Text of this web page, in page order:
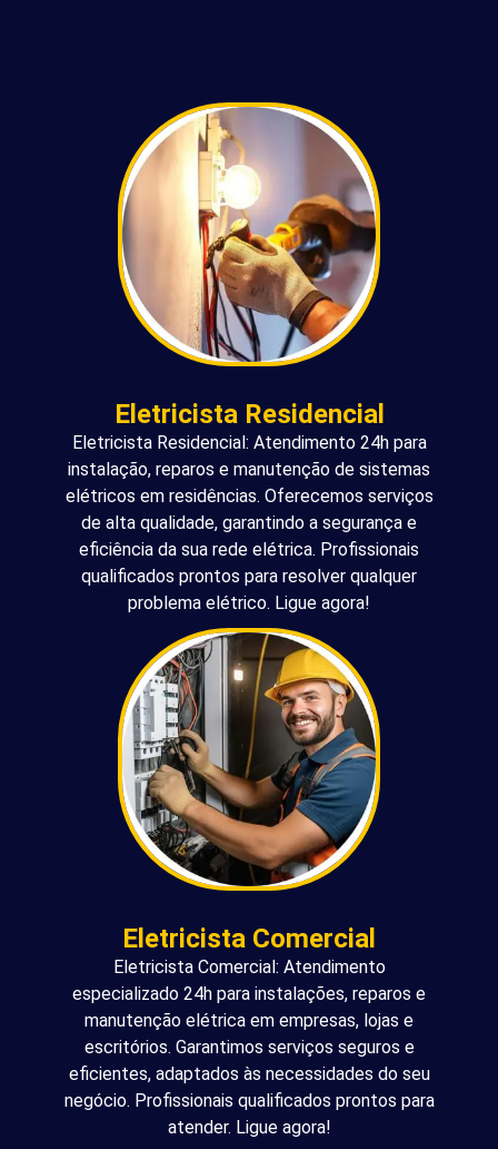
Eletricista Residencial
Eletricista Residencial: Atendimento 24h para
instalação, reparos e manutenção de sistemas
elétricos em residências. Oferecemos serviços
de alta qualidade, garantindo a segurança e
eficiência da sua rede elétrica. Profissionais
qualificados prontos para resolver qualquer
problema elétrico. Ligue agora!
Eletricista Comercial
Eletricista Comercial: Atendimento
especializado 24h para instalações, reparos e
manutenção elétrica em empresas, lojas e
escritórios. Garantimos serviços seguros e
eficientes, adaptados às necessidades do seu
negócio. Profissionais qualificados prontos para
atender. Ligue agora!